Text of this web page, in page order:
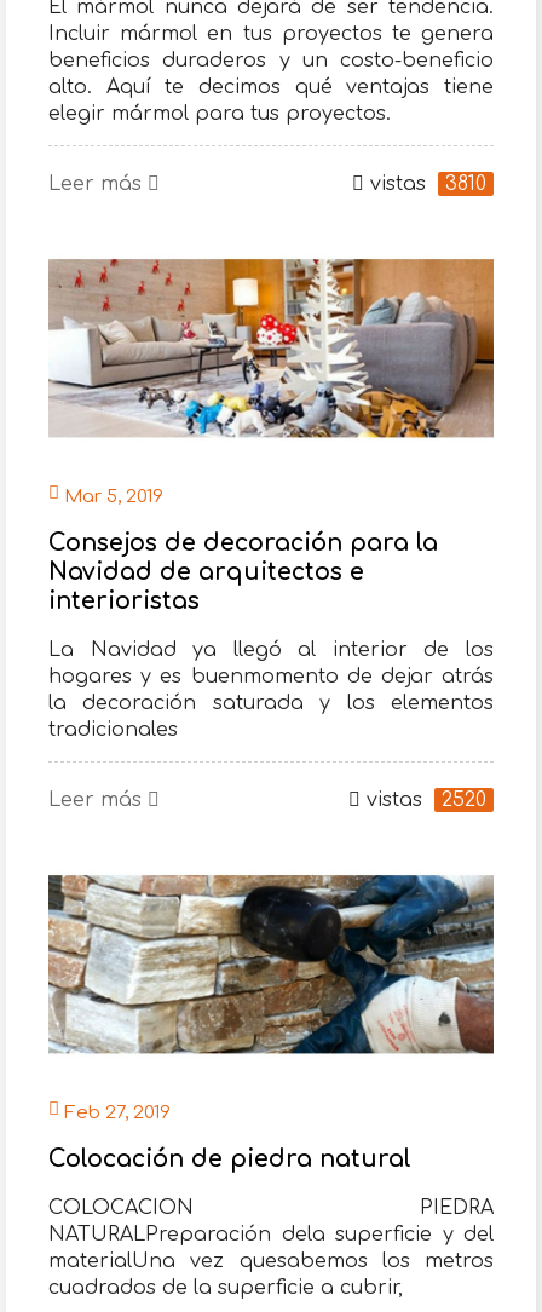
El mármol nunca dejará de ser tendencia.
Incluir mármol en tus proyectos te genera
beneficios duraderos y un costo-beneficio
alto. Aquí te decimos qué ventajas tiene
elegir mármol para tus proyectos.
Leer más vistas 3810
Mar 5, 2019
Consejos de decoración para la
Navidad de arquitectos e
interioristas
La Navidad ya llegó al interior de los
hogares y es buenmomento de dejar atrás
la decoración saturada y los elementos
tradicionales
Leer más vistas 2520
Feb 27, 2019
Colocación de piedra natural
COLOCACION PIEDRA
NATURALPreparación dela superficie y del
materialUna vez quesabemos los metros
cuadrados de la superficie a cubrir,